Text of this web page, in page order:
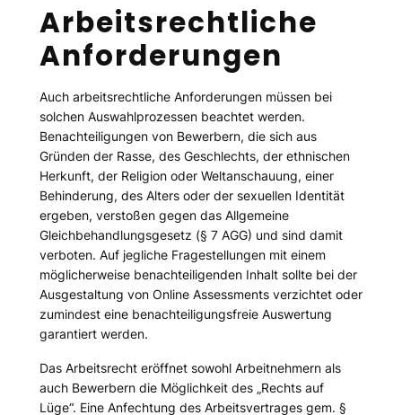
Arbeitsrechtliche
Anforderungen
Auch arbeitsrechtliche Anforderungen müssen bei
solchen Auswahlprozessen beachtet werden.
Benachteiligungen von Bewerbern, die sich aus
Gründen der Rasse, des Geschlechts, der ethnischen
Herkunft, der Religion oder Weltanschauung, einer
Behinderung, des Alters oder der sexuellen Identität
ergeben, verstoßen gegen das Allgemeine
Gleichbehandlungsgesetz (§ 7 AGG) und sind damit
verboten. Auf jegliche Fragestellungen mit einem
möglicherweise benachteiligenden Inhalt sollte bei der
Ausgestaltung von Online Assessments verzichtet oder
zumindest eine benachteiligungsfreie Auswertung
garantiert werden.
Das Arbeitsrecht eröffnet sowohl Arbeitnehmern als
auch Bewerbern die Möglichkeit des „Rechts auf
Lüge“. Eine Anfechtung des Arbeitsvertrages gem. §